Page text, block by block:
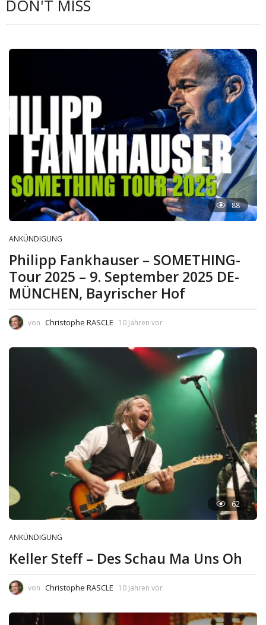
DON'T MISS
88
ANKÜNDIGUNG
Philipp Fankhauser – SOMETHING-
Tour 2025 – 9. September 2025 DE-
MÜNCHEN, Bayrischer Hof
von Christophe RASCLE 10 Jahren vor
62
ANKÜNDIGUNG
Keller Steff – Des Schau Ma Uns Oh
von Christophe RASCLE 10 Jahren vor